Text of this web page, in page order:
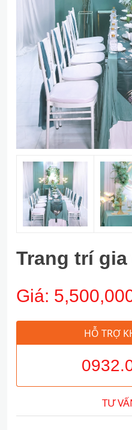
Trang trí gia
Giá:
HỖ TRỢ
TƯ